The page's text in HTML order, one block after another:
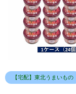
【宅配】東北うまいもの